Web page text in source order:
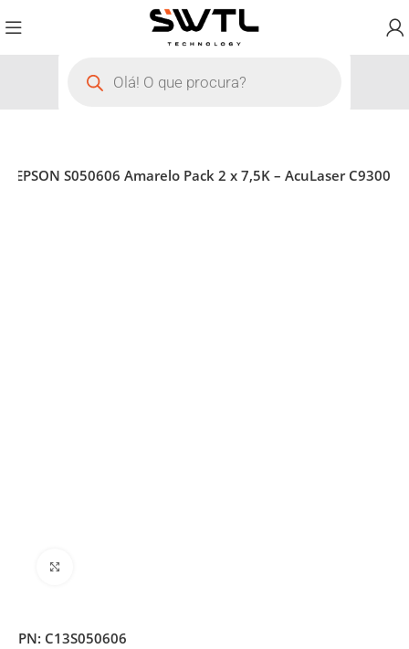
EPSON S050606 Amarelo Pack 2 x 7,5K – AcuLaser C9300
PN: C13S050606